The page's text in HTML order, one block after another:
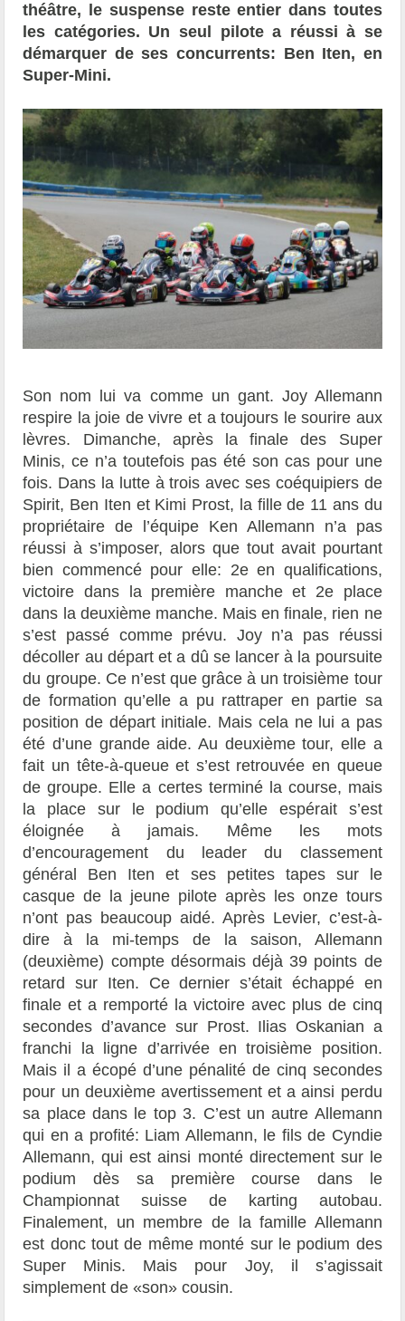
théâtre, le suspense reste entier dans toutes
les catégories. Un seul pilote a réussi à se
démarquer de ses concurrents: Ben Iten, en
Super-Mini.
Son nom lui va comme un gant. Joy Allemann
respire la joie de vivre et a toujours le sourire aux
lèvres. Dimanche, après la finale des Super
Minis, ce n’a toutefois pas été son cas pour une
fois. Dans la lutte à trois avec ses coéquipiers de
Spirit, Ben Iten et Kimi Prost, la fille de 11 ans du
propriétaire de l’équipe Ken Allemann n’a pas
réussi à s’imposer, alors que tout avait pourtant
bien commencé pour elle: 2e en qualifications,
victoire dans la première manche et 2e place
dans la deuxième manche. Mais en finale, rien ne
s’est passé comme prévu. Joy n’a pas réussi
décoller au départ et a dû se lancer à la poursuite
du groupe. Ce n’est que grâce à un troisième tour
de formation qu’elle a pu rattraper en partie sa
position de départ initiale. Mais cela ne lui a pas
été d’une grande aide. Au deuxième tour, elle a
fait un tête-à-queue et s’est retrouvée en queue
de groupe. Elle a certes terminé la course, mais
la place sur le podium qu’elle espérait s’est
éloignée à jamais. Même les mots
d’encouragement du leader du classement
général Ben Iten et ses petites tapes sur le
casque de la jeune pilote après les onze tours
n’ont pas beaucoup aidé. Après Levier, c’est-à-
dire à la mi-temps de la saison, Allemann
(deuxième) compte désormais déjà 39 points de
retard sur Iten. Ce dernier s’était échappé en
finale et a remporté la victoire avec plus de cinq
secondes d’avance sur Prost. Ilias Oskanian a
franchi la ligne d’arrivée en troisième position.
Mais il a écopé d’une pénalité de cinq secondes
pour un deuxième avertissement et a ainsi perdu
sa place dans le top 3. C’est un autre Allemann
qui en a profité: Liam Allemann, le fils de Cyndie
Allemann, qui est ainsi monté directement sur le
podium dès sa première course dans le
Championnat suisse de karting autobau.
Finalement, un membre de la famille Allemann
est donc tout de même monté sur le podium des
Super Minis. Mais pour Joy, il s’agissait
simplement de «son» cousin.